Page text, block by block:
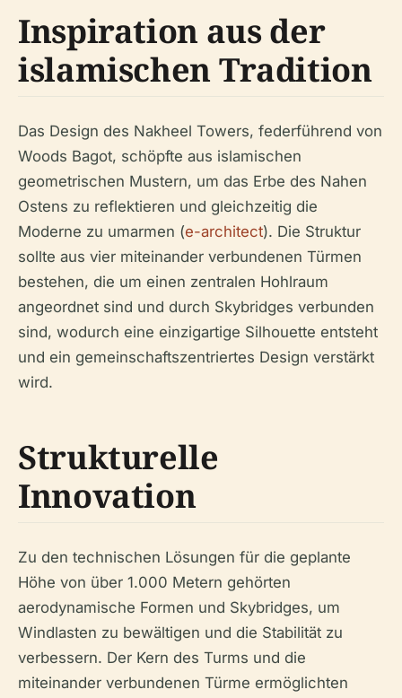
Inspiration aus der
islamischen Tradition
Das Design des Nakheel Towers, federführend von
Woods Bagot, schöpfte aus islamischen
geometrischen Mustern, um das Erbe des Nahen
Ostens zu reflektieren und gleichzeitig die
Moderne zu umarmen (e-architect). Die Struktur
sollte aus vier miteinander verbundenen Türmen
bestehen, die um einen zentralen Hohlraum
angeordnet sind und durch Skybridges verbunden
sind, wodurch eine einzigartige Silhouette entsteht
und ein gemeinschaftszentriertes Design verstärkt
wird.
Strukturelle
Innovation
Zu den technischen Lösungen für die geplante
Höhe von über 1.000 Metern gehörten
aerodynamische Formen und Skybridges, um
Windlasten zu bewältigen und die Stabilität zu
verbessern. Der Kern des Turms und die
miteinander verbundenen Türme ermöglichten